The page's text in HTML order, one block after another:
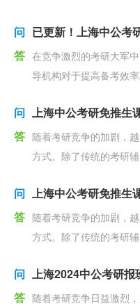
问 已更新！上海中公考
答 在竞争激烈的考研大军
导机构对于提高备考效
问 上海中公考研免推生
答 随着考研竞争的加剧，
方式。除了传统的考研
问 上海中公考研免推生
答 随着考研竞争的加剧，
方式。除了传统的考研
问 上海2024中公考研报
答 随着考研竞争日益激烈